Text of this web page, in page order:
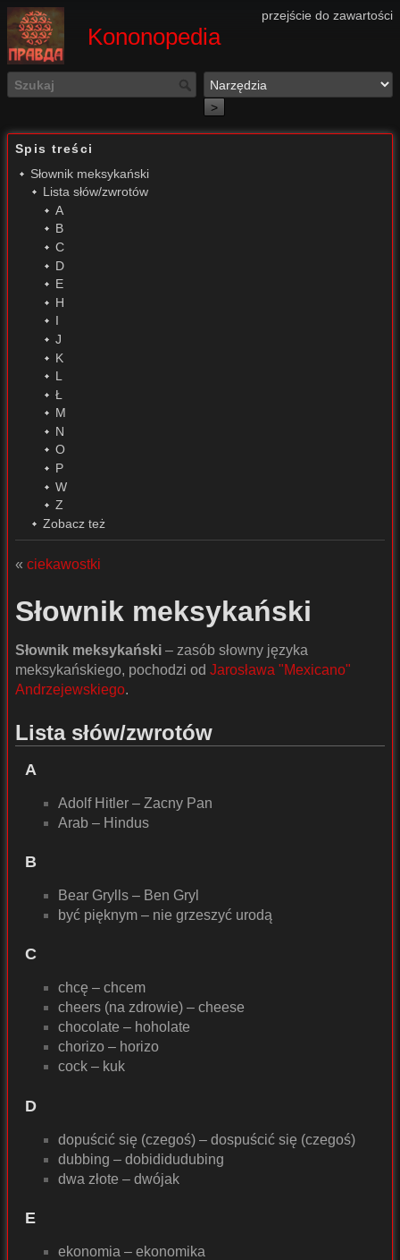
przejście do zawartości
Kononopedia
>
Spis treści
Słownik meksykański
Lista słów/zwrotów
A
B
C
D
E
H
I
J
K
L
Ł
M
N
O
P
W
Z
Zobacz też
« ciekawostki
Słownik meksykański
Słownik meksykański – zasób słowny języka
meksykańskiego, pochodzi od Jarosława "Mexicano"
Andrzejewskiego.
Lista słów/zwrotów
A
Adolf Hitler – Zacny Pan
Arab – Hindus
B
Bear Grylls – Ben Gryl
być pięknym – nie grzeszyć urodą
C
chcę – chcem
cheers (na zdrowie) – cheese
chocolate – hoholate
chorizo – horizo
cock – kuk
D
dopuścić się (czegoś) – dospuścić się (czegoś)
dubbing – dobididudubing
dwa złote – dwójak
E
ekonomia – ekonomika